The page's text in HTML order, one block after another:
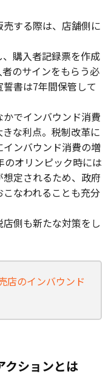
する際は、店舗側に
購入者記録票を作成
のサインをもらう必
書は7年間保管して
でインバウンド消費
な利点。税制改革に
ンバウンド消費の増
のオリンピック時には
定されるため、政府
なわれることも充分
側も新たな対策をし
店のインバウンド
クションとは